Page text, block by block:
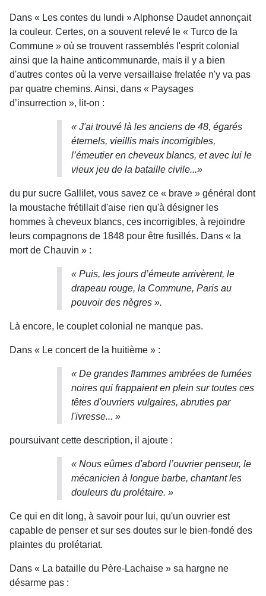
Dans « Les contes du lundi » Alphonse Daudet annonçait
la couleur. Certes, on a souvent relevé le « Turco de la
Commune » où se trouvent rassemblés l'esprit colonial
ainsi que la haine anticommunarde, mais il y a bien
d'autres contes où la verve versaillaise frelatée n'y va pas
par quatre chemins. Ainsi, dans « Paysages
d’insurrection », lit-on :
« J'ai trouvé là les anciens de 48, égarés
éternels, vieillis mais incorrigibles,
l’émeutier en cheveux blancs, et avec lui le
vieux jeu de la bataille civile...»
du pur sucre Gallilet, vous savez ce « brave » général dont
la moustache frétillait d'aise rien qu'à désigner les
hommes à cheveux blancs, ces incorrigibles, à rejoindre
leurs compagnons de 1848 pour être fusillés. Dans « la
mort de Chauvin » :
« Puis, les jours d’émeute arrivèrent, le
drapeau rouge, la Commune, Paris au
pouvoir des nègres ».
Là encore, le couplet colonial ne manque pas.
Dans « Le concert de la huitième » :
« De grandes flammes ambrées de fumées
noires qui frappaient en plein sur toutes ces
têtes d'ouvriers vulgaires, abruties par
l'ivresse... »
poursuivant cette description, il ajoute :
« Nous eûmes d'abord l’ouvrier penseur, le
mécanicien à longue barbe, chantant les
douleurs du prolétaire. »
Ce qui en dit long, à savoir pour lui, qu'un ouvrier est
capable de penser et sur ses doutes sur le bien-fondé des
plaintes du prolétariat.
Dans « La bataille du Père-Lachaise » sa hargne ne
désarme pas :